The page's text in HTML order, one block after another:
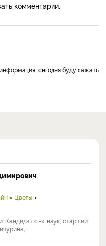
комментарии.
сегодня буду сажать
Цветы
Кандидат с.-х. наук, старший
...